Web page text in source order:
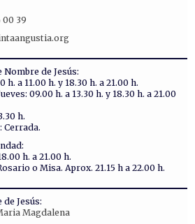
00 39
de Jesús:
a 11.00 h. y 18.30 h. a 21.00 h.
09.00 h. a 13.30 h. y 18.30 h. a 21.00
h.
h. a 21.00 h.
o Misa. Aprox. 21.15 h a 22.00 h.
Jesús:
Magdalena